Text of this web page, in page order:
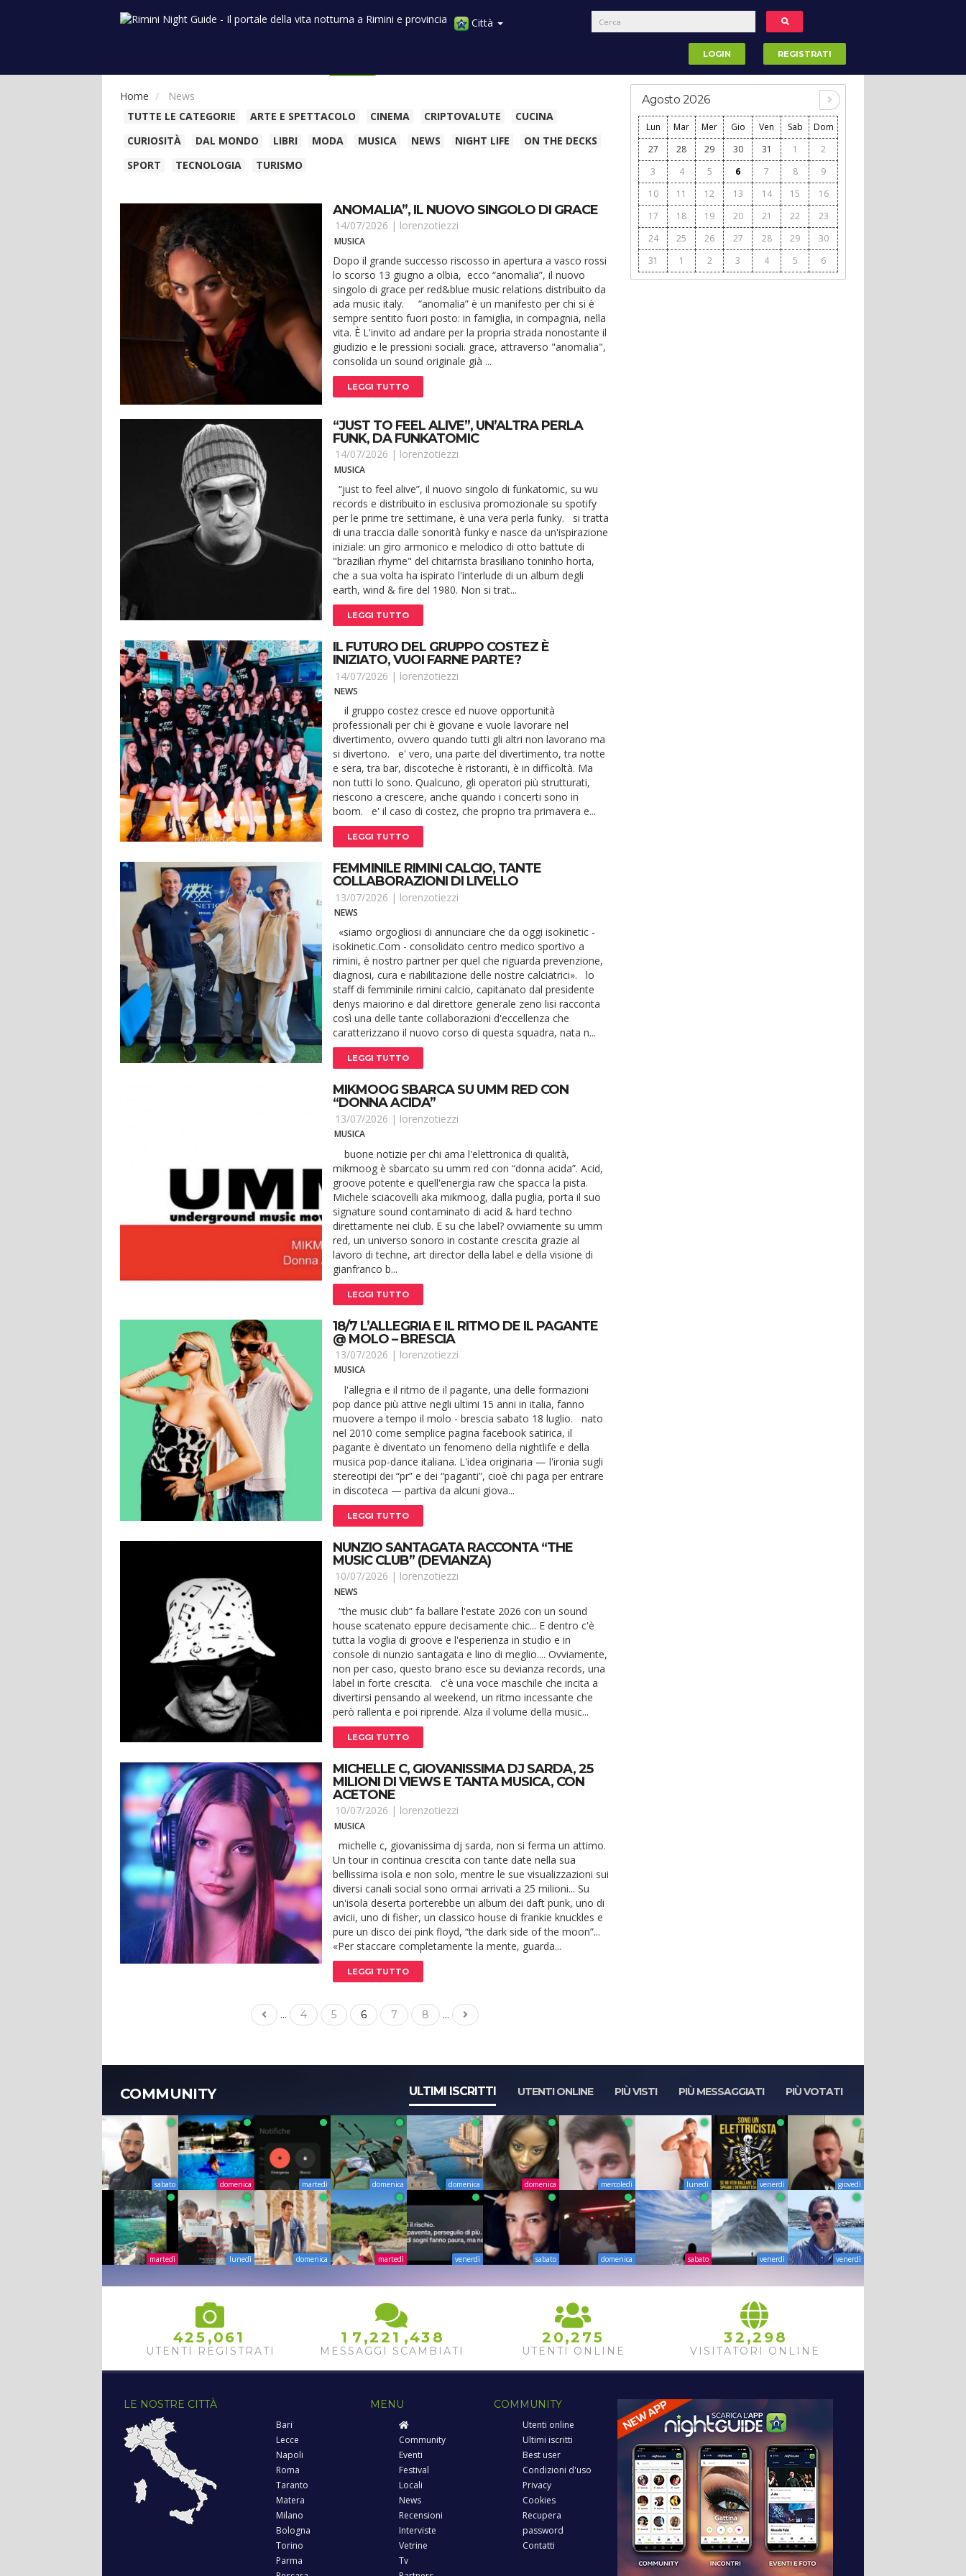
Città
LOGIN REGISTRATI
Home
News
TUTTE LE CATEGORIE
ARTE E SPETTACOLO CINEMA CRIPTOVALUTE
CUCINA
CURIOSITÀ
DAL MONDO LIBRI MODA MUSICA NEWS NIGHT LIFE
ON THE DECKS
SPORT
TECNOLOGIA TURISMO
ANOMALIA”, IL NUOVO SINGOLO DI GRACE
14/07/2026 | lorenzotiezzi
MUSICA
Dopo il grande successo riscosso in apertura a vasco rossi
lo scorso 13 giugno a olbia, ecco “anomalia”, il nuovo
singolo di grace per red&blue music relations distribuito da
ada music italy. “anomalia” è un manifesto per chi si è
sempre sentito fuori posto: in famiglia, in compagnia, nella
vita. È L'invito ad andare per la propria strada nonostante il
giudizio e le pressioni sociali. grace, attraverso "anomalia",
consolida un sound originale già ...
LEGGI TUTTO
“JUST TO FEEL ALIVE”, UN’ALTRA PERLA
FUNK, DA FUNKATOMIC
14/07/2026 | lorenzotiezzi
MUSICA
“just to feel alive”, il nuovo singolo di funkatomic, su wu
records e distribuito in esclusiva promozionale su spotify
per le prime tre settimane, è una vera perla funky. si tratta
di una traccia dalle sonorità funky e nasce da un'ispirazione
iniziale: un giro armonico e melodico di otto battute di
"brazilian rhyme" del chitarrista brasiliano toninho horta,
che a sua volta ha ispirato l'interlude di un album degli
earth, wind & fire del 1980. Non si trat...
LEGGI TUTTO
IL FUTURO DEL GRUPPO COSTEZ È
INIZIATO, VUOI FARNE PARTE?
14/07/2026 | lorenzotiezzi
NEWS
il gruppo costez cresce ed nuove opportunità
professionali per chi è giovane e vuole lavorare nel
divertimento, ovvero quando tutti gli altri non lavorano ma
si divertono. e' vero, una parte del divertimento, tra notte
e sera, tra bar, discoteche è ristoranti, è in difficoltà. Ma
non tutti lo sono. Qualcuno, gli operatori più strutturati,
riescono a crescere, anche quando i concerti sono in
boom. e' il caso di costez, che proprio tra primavera e...
LEGGI TUTTO
FEMMINILE RIMINI CALCIO, TANTE
COLLABORAZIONI DI LIVELLO
13/07/2026 | lorenzotiezzi
NEWS
«siamo orgogliosi di annunciare che da oggi isokinetic -
isokinetic.Com - consolidato centro medico sportivo a
rimini, è nostro partner per quel che riguarda prevenzione,
diagnosi, cura e riabilitazione delle nostre calciatrici». lo
staff di femminile rimini calcio, capitanato dal presidente
denys maiorino e dal direttore generale zeno lisi racconta
così una delle tante collaborazioni d'eccellenza che
caratterizzano il nuovo corso di questa squadra, nata n...
LEGGI TUTTO
MIKMOOG SBARCA SU UMM RED CON
“DONNA ACIDA”
13/07/2026 | lorenzotiezzi
MUSICA
buone notizie per chi ama l'elettronica di qualità,
mikmoog è sbarcato su umm red con “donna acida”. Acid,
groove potente e quell'energia raw che spacca la pista.
Michele sciacovelli aka mikmoog, dalla puglia, porta il suo
signature sound contaminato di acid & hard techno
direttamente nei club. E su che label? ovviamente su umm
red, un universo sonoro in costante crescita grazie al
lavoro di techne, art director della label e della visione di
gianfranco b...
LEGGI TUTTO
18/7 L’ALLEGRIA E IL RITMO DE IL PAGANTE
@ MOLO – BRESCIA
13/07/2026 | lorenzotiezzi
MUSICA
l'allegria e il ritmo de il pagante, una delle formazioni
pop dance più attive negli ultimi 15 anni in italia, fanno
muovere a tempo il molo - brescia sabato 18 luglio. nato
nel 2010 come semplice pagina facebook satirica, il
pagante è diventato un fenomeno della nightlife e della
musica pop-dance italiana. L'idea originaria — l'ironia sugli
stereotipi dei “pr” e dei “paganti”, cioè chi paga per entrare
in discoteca — partiva da alcuni giova...
LEGGI TUTTO
NUNZIO SANTAGATA RACCONTA “THE
MUSIC CLUB” (DEVIANZA)
10/07/2026 | lorenzotiezzi
NEWS
“the music club” fa ballare l'estate 2026 con un sound
house scatenato eppure decisamente chic... E dentro c'è
tutta la voglia di groove e l'esperienza in studio e in
console di nunzio santagata e lino di meglio.... Ovviamente,
non per caso, questo brano esce su devianza records, una
label in forte crescita. c'è una voce maschile che incita a
divertirsi pensando al weekend, un ritmo incessante che
però rallenta e poi riprende. Alza il volume della music...
LEGGI TUTTO
MICHELLE C, GIOVANISSIMA DJ SARDA, 25
MILIONI DI VIEWS E TANTA MUSICA, CON
ACETONE
10/07/2026 | lorenzotiezzi
MUSICA
michelle c, giovanissima dj sarda, non si ferma un attimo.
Un tour in continua crescita con tante date nella sua
bellissima isola e non solo, mentre le sue visualizzazioni sui
diversi canali social sono ormai arrivati a 25 milioni... Su
un'isola deserta porterebbe un album dei daft punk, uno di
avicii, uno di fisher, un classico house di frankie knuckles e
pure un disco dei pink floyd, “the dark side of the moon”...
«Per staccare completamente la mente, guarda...
LEGGI TUTTO
... 4 5 6 7 8 ...
Agosto 2026
Lun Mar Mer Gio Ven Sab
Dom
27
28 29 30 31 1
2
3
4 5 6 7 8
9
10
11 12 13 14 15
16
17
18 19 20 21 22
23
24
25 26 27 28 29
30
31
1 2 3 4 5 6
COMMUNITY ULTIMI ISCRITTI UTENTI ONLINE PIÙ VISTI PIÙ MESSAGGIATI PIÙ VOTATI
sabato domenica martedì domenica domenica domenica mercoledì lunedì venerdì giovedì
martedì lunedì domenica martedì venerdì sabato domenica sabato venerdì venerdì
425 ,061
UTENTI REGISTRATI
1 7 ,22 1 ,43
4
8
9
MESSAGGI SCAMBIATI
2 0,2 75
UTENTI ONLINE
32 ,2 98
VISITATORI ONLINE
LE NOSTRE CITTÀ
Bari
Lecce
Napoli
Roma
Taranto
Matera
Milano
Bologna
Torino
Parma
MENU
Community
Eventi
Festival
Locali
News
Recensioni
Interviste
Vetrine
Tv
COMMUNITY
Utenti online
Ultimi iscritti
Best user
Condizioni d'uso
Privacy
Cookies
Recupera
password
Contatti